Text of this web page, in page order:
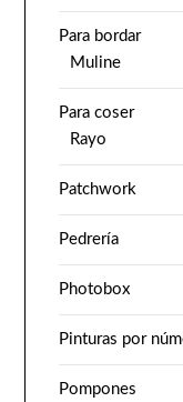
Para bordar
Muline
Para coser
Rayo
Patchwork
Pedrería
Photobox
Pinturas por
Pompones